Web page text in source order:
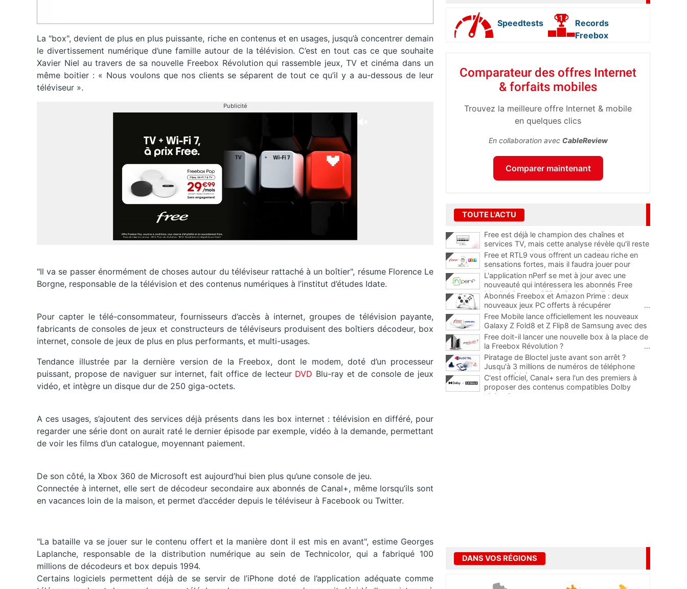
La "box", devient de plus en plus puissante, riche en contenus et en usages, jusqu’à concentrer demain
le divertissement numérique d’une famille autour de la télévision. C’est en tout cas ce que souhaite
Xavier Niel au travers de sa nouvelle Freebox Révolution qui rassemble jeux, TV et cinéma dans un
même boitier : « Nous voulons que nos clients se séparent de tout ce qu’il y a au-dessous de leur
téléviseur ».
Publicité
"Il va se passer énormément de choses autour du téléviseur rattaché à un boîtier", résume Florence Le
Borgne, responsable de la télévision et des contenus numériques à l’institut d’études Idate.
Pour capter le télé-consommateur, fournisseurs d’accès à internet, groupes de télévision payante,
fabricants de consoles de jeux et constructeurs de téléviseurs produisent des boîtiers décodeur, box
internet, console de jeux de plus en plus performants, et multi-usages.
Tendance illustrée par la dernière version de la Freebox, dont le modem, doté d’un processeur
puissant, propose de naviguer sur internet, fait office de lecteurDVD Blu-ray et de console de jeux
vidéo, et intègre un disque dur de 250 giga-octets.
A ces usages, s’ajoutent des services déjà présents dans les box internet : télévision en différé, pour
regarder une série dont on aurait raté le dernier épisode par exemple, vidéo à la demande, permettant
de voir les films d’un catalogue, moyennant paiement.
De son côté, la Xbox 360 de Microsoft est aujourd’hui bien plus qu’une console de jeu.
Connectée à internet, elle sert de décodeur secondaire aux abonnés de Canal+, même lorsqu’ils sont
en vacances loin de la maison, et permet d’accéder depuis le téléviseur à Facebook ou Twitter.
"La bataille va se jouer sur le contenu offert et la manière dont il est mis en avant", estime Georges
Laplanche, responsable de la distribution numérique au sein de Technicolor, qui a fabriqué 100
millions de décodeurs et box depuis 1994.
Certains logiciels permettent déjà de se servir de l’iPhone doté de l’application adéquate comme
Speedtests
Records
Freebox
Comparateur des offres Internet
& forfaits mobiles
Trouvez la meilleure offre Internet & mobile
en quelques clics
En collaboration avec CableReview
Comparer maintenant
TOUTE L'ACTU
Free est déjà le champion des chaînes et
services TV, mais cette analyse révèle qu'il reste
encore au moins 141 ajouts possibles
Free et RTL9 vous offrent un cadeau riche en
sensations fortes, mais il faudra jouer pour
l'obtenir
L'application nPerf se met à jour avec une
nouveauté qui intéressera les abonnés Free
Mobile, Orange, SFR et Bouygues Telecom
Abonnés Freebox et Amazon Prime : deux
nouveaux jeux PC offerts à récupérer
...
Free Mobile lance officiellement les nouveaux
Galaxy Z Fold8 et Z Flip8 de Samsung avec des
promos et des cadeaux
...
Free doit-il lancer une nouvelle box à la place de
la Freebox Révolution ?
...
Piratage de Bloctel juste avant son arrêt ?
Jusqu'à 3 millions de numéros de téléphone
auraient fuité
C'est officiel, Canal+ sera l'un des premiers à
proposer des contenus compatibles Dolby
Vision 2
DANS VOS RÉGIONS